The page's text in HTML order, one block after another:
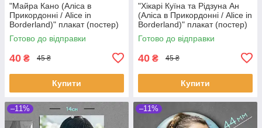
"Майра Кано (Аліса в
Прикордонні / Alice in
Borderland)" плакат (постер)
розміром А5 (14х20см)
Готово до відправки
40 ₴ 45 ₴
Купити
"Хікарі Куїна та Рідзуна Ан
(Аліса в Прикордонні / Alice in
Borderland)" плакат (постер)
розміром А5 (20х14см)
Готово до відправки
40 ₴ 45 ₴
Купити
–11% –11%